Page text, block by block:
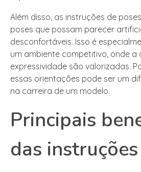
Além disso, as instruções de
poses que possam parecer
desconfortáveis. Isso é
um ambiente competitivo, onde a
expressividade são valorizadas.
essas orientações pode ser um
na carreira de um modelo.
Principais
das